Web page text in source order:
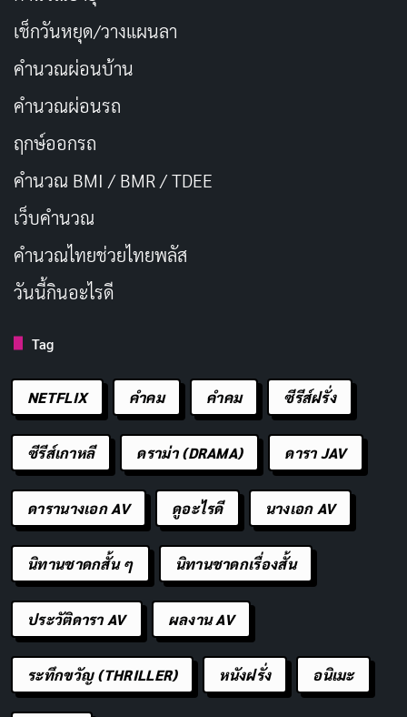
ขั้นตอนพื้นฐานของสกินแคร์มีอะไรบ้าง?
เอาล่ะ มาถึงส่วนที่เพื่อนๆ รอคอยแล้ว! การเริ่มต้นดูแลผิว
มันไม่ได้ยากอย่างที่คิดนะ แค่รู้จักขั้นตอนพื้นฐานสักหน่อย
ชีวิตเราก็เปลี่ย ได้แล้ว มาดูกันว่ามีอะไรบ้าง
ขั้นตอนที่ 1: ล้างหน้าให้สะอาด
อันนี้สำคัญมากๆ เลย เพราะถ้าผิวเราสกปรก สกินแคร์ตัว
สภาพผิวเรา เช่น ผิวมันใช้แบบเจล ผิวแห้งใช้แบบครีม แล้ว
อย่าลืมล้างทั้งเช้าและเย็นนะ
ขั้นตอนที่ 2:โทนเนอร์
เช็กวันหยุด/วางแผนลา
คำนวณผ่อนบ้าน
คำนวณผ่อนรถ
ฤกษ์ออกรถ
คำนวณ BMI / BMR / TDEE
เว็บคํานวณ
คํานวณไทยช่วยไทยพลัส
วันนี้กินอะไรดี
Tag
NETFLIX คำคม คําคม ซีรีส์ฝรั่ง
ซีรีส์เกาหลี ดราม่า (DRAMA) ดารา JAV
ดารานางเอก AV ดูอะไรดี นางเอก AV
นิทานชาดกสั้น ๆ นิทานชาดกเรื่องสั้น
ประวัติดารา AV ผลงาน AV
ระทึกขวัญ (THRILLER) หนังฝรั่ง อนิเมะ